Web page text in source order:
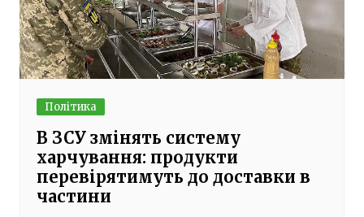
Політика
В ЗСУ змінять систему
харчування: продукти
перевірятимуть до доставки в
частини